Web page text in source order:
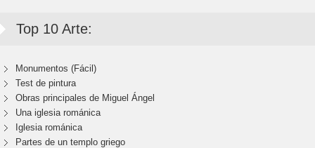
Top 10 Arte:
Monumentos (Fácil)
Test de pintura
Obras principales de Miguel Ángel
Una iglesia románica
Iglesia románica
Partes de un templo griego